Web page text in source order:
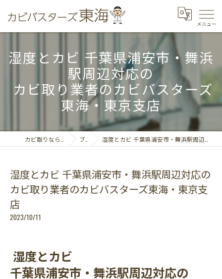
湿度とカビ 千葉県浦安市・舞浜
駅周辺対応の
カビ取り業者のカビバスターズ
東海・東京支店
ブログ 湿度とカビ 千葉県浦安市・舞浜駅周辺対応の カビ取り業者のカビバスターズ東海・東京支店
湿度とカビ 千葉県浦安市・舞浜駅周辺対応の
カビ取り業者のカビバスターズ東海・東京支
店
2023/10/11
湿度とカビ
千葉県浦安市・舞浜駅周辺対応の